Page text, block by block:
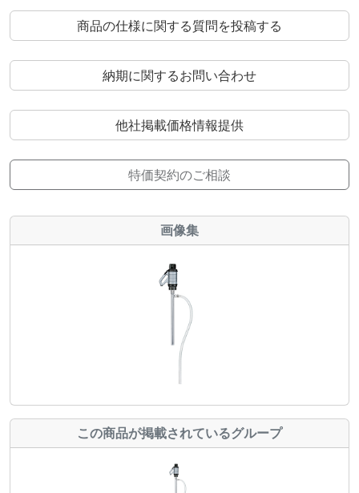
商品の仕様に関する質問を投稿する
納期に関するお問い合わせ
他社掲載価格情報提供
特価契約のご相談
画像集
この商品が掲載されているグループ